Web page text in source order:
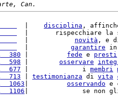
Can.
disciplina ,
|       rispecchiare la
novità , e
garantire
380
fede e presti
598
osservare
677
|              i membri
713
testimonianza di vita
1063
osservando e
1106
|              se non